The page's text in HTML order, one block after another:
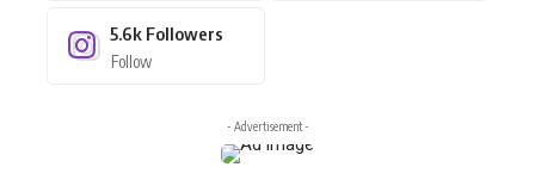
5.6k Followers
Follow
- Advertisement -